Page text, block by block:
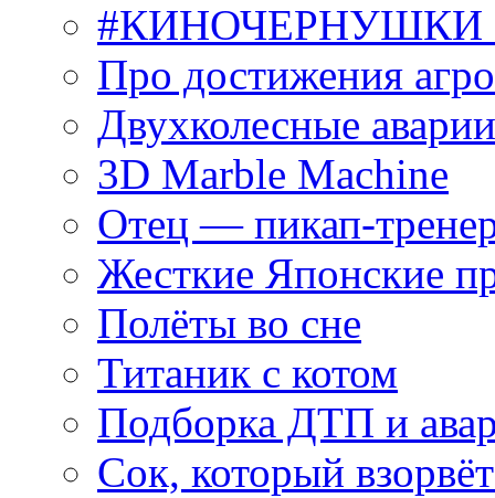
#КИНОЧЕРНУШКИ
Про достижения
Двухколесные
3D Marble Machine
Отец — пикап-
Жесткие Японские
Полёты во сне
Титаник с котом
Подборка ДТП и
Сок, который